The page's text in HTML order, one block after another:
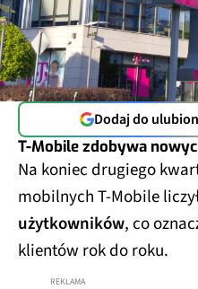
Dodaj do
T-Mobile zdobywa
Na koniec drugiego
mobilnych T-Mobile
użytkowników, co
klientów rok do roku.